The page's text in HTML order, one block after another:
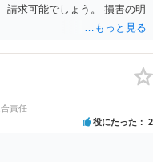
請求可能でしょう。 損害の明
責任
役にたった 2